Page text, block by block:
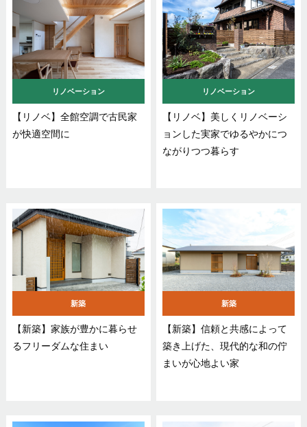
リノベーション
【リノベ】全館空調で古民家
が快適空間に
リノベーション
【リノベ】美しくリノベーシ
ョンした実家でゆるやかにつ
ながりつつ暮らす
新築
【新築】家族が豊かに暮らせ
るフリーダムな住まい
新築
【新築】信頼と共感によって
築き上げた、現代的な和の佇
まいが心地よい家